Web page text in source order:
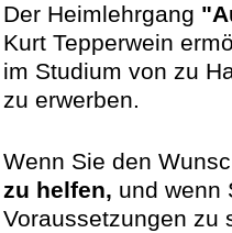
Der Heimlehrgang
Kurt Tepperwein
im Studium von zu
zu erwerben.
Wenn Sie den
zu helfen, und wenn
Voraussetzungen zu